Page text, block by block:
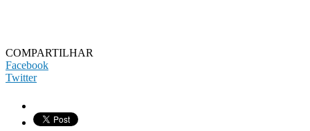
COMPARTILHAR
Facebook
Twitter